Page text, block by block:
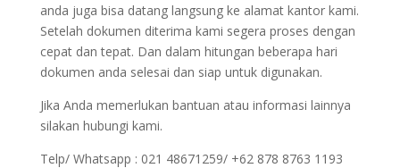
anda juga bisa datang langsung ke alamat kantor kami.
Setelah dokumen diterima kami segera proses dengan
cepat dan tepat. Dan dalam hitungan beberapa hari
dokumen anda selesai dan siap untuk digunakan.
Jika Anda memerlukan bantuan atau informasi lainnya
silakan hubungi kami.
Telp/ Whatsapp : 021 48671259/ +62 878 8763 1193